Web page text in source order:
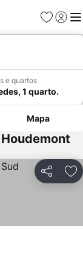
Favoritos
Iniciar
e quartos
1 quarto.
Mapa
Partilhar